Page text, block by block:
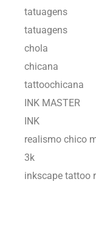
tatuagens
tatuagens
chola
chicana
tattoochicana
INK MASTER
INK
realismo chico
3k
inkscape tattoo